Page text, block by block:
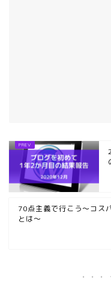
70点主義で行こう～コス
とは～